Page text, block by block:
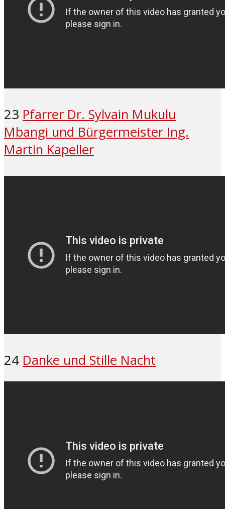
23 Pfarrer Dr. Sylvain Mukulu
Mbangi und Bürgermeister Ing.
Martin Kapeller
24 Danke und Stille Nacht